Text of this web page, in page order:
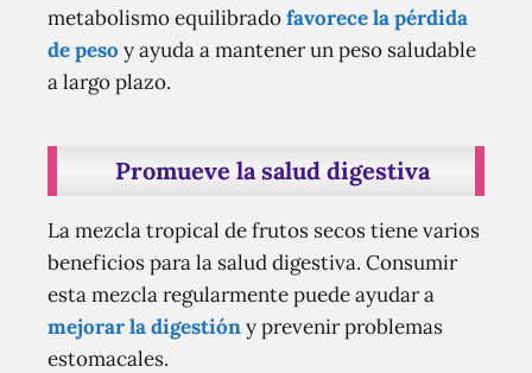
metabolismo equilibradofavorece la pérdida
de peso y ayuda a mantener un peso saludable
a largo plazo.
Promueve la salud digestiva
La mezcla tropical de frutos secos tiene varios
beneficios para la salud digestiva. Consumir
esta mezcla regularmente puede ayudar a
mejorar la digestióny prevenir problemas
estomacales.